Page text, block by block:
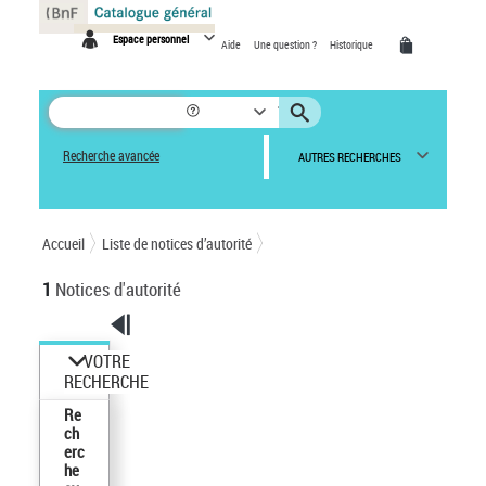
Espace personnel Aide Une question ? Historique
Recherche avancée AUTRES RECHERCHES
Accueil Liste de notices d’autorité
1 Notices d'autorité
VOTRE
RECHERCHE
Re
ch
erc
he
Panneau de gestion des cookies